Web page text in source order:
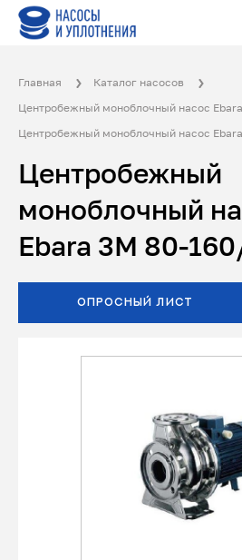
Главная
Каталог насосов
Центробежный моноблочный насос
Центробежный моноблочный насос
Центробежный
моноблочный
Ebara 3M 80-
ОПРОСНЫЙ ЛИСТ